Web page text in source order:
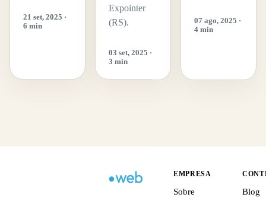
21 set, 2025 ·
6 min
Expointer
(RS).
03 set, 2025 ·
3 min
07 ago, 2025 ·
4 min
EMPRESA
Sobre
Blog